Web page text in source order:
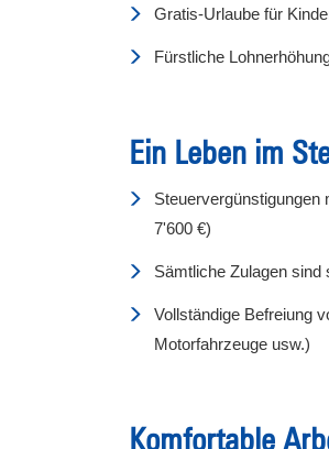
Gratis-Urlaube für
Fürstliche
Ein Leben im
Steuervergünstigungen
7'600 €)
Sämtliche Zulagen sind
Vollständige Befreiung
Motorfahrzeuge usw.)
Komfortable